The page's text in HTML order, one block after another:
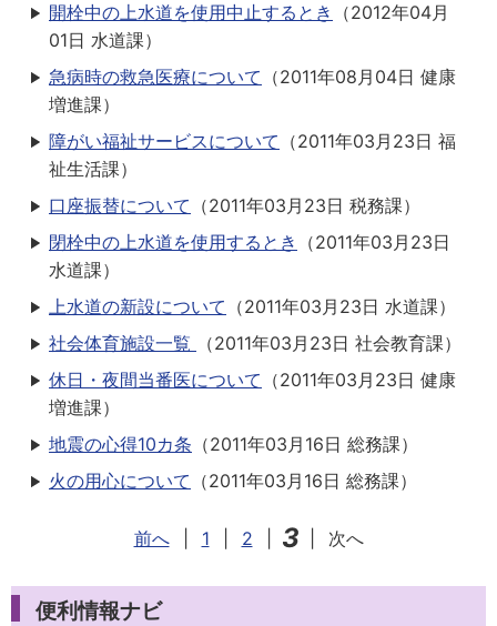
開栓中の上水道を使用中止するとき
（2012年04月
01日 水道課）
急病時の救急医療について （2011年08月04日 健康
増進課）
障がい福祉サービスについて （2011年03月23日 福
祉生活課）
口座振替について （2011年03月23日 税務課）
閉栓中の上水道を使用するとき
（2011年03月23日
水道課）
上水道の新設について （2011年03月23日 水道課）
社会体育施設一覧
（2011年03月23日 社会教育課）
休日・夜間当番医について （2011年03月23日 健康
増進課）
地震の心得10カ条 （2011年03月16日 総務課）
火の用心について （2011年03月16日 総務課）
前へ 1 2 3 次へ
便利情報ナビ